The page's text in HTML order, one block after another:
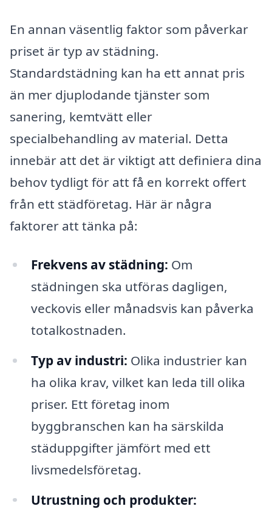
En annan väsentlig faktor som påverkar
priset är typ av städning.
Standardstädning kan ha ett annat pris
än mer djuplodande tjänster som
sanering, kemtvätt eller
specialbehandling av material. Detta
innebär att det är viktigt att definiera dina
behov tydligt för att få en korrekt offert
från ett städföretag. Här är några
faktorer att tänka på:
Frekvens av städning: Om
städningen ska utföras dagligen,
veckovis eller månadsvis kan påverka
totalkostnaden.
Typ av industri: Olika industrier kan
ha olika krav, vilket kan leda till olika
priser. Ett företag inom
byggbranschen kan ha särskilda
städuppgifter jämfört med ett
livsmedelsföretag.
Utrustning och produkter: